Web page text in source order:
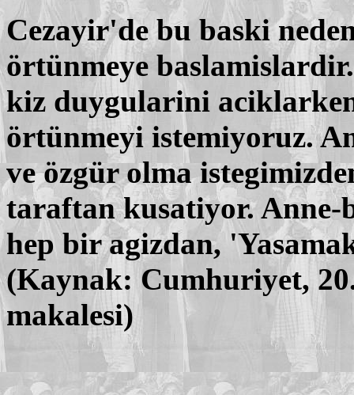
Cezayir'de bu baski
örtünmeye
kiz duygularini
örtünmeyi istemiyoruz.
ve özgür olma
taraftan kusatiyor. Anne-
hep bir agizdan,
(Kaynak: Cumhuriyet,
makalesi)